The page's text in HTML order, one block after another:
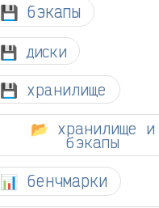
💾 бэкапы
💾 диски
💾 хранилище
📂 хранилище и
бэкапы
📊 бенчмарки